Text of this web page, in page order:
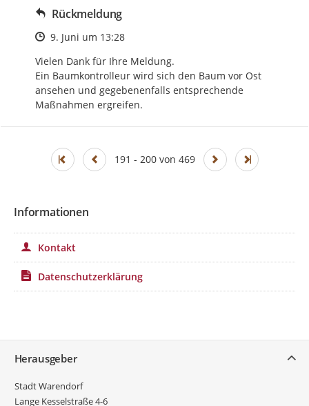
Rückmeldung
Zeitpunkt des Erstellens
9. Juni um 13:28
Vielen Dank für Ihre Meldung.
Ein Baumkontrolleur wird sich den Baum vor Ost
ansehen und gegebenenfalls entsprechende
Maßnahmen ergreifen.
191 - 200 von 469
Informationen
Kontakt
Datenschutzerklärung
Herausgeber
Stadt Warendorf
Lange Kesselstraße 4-6